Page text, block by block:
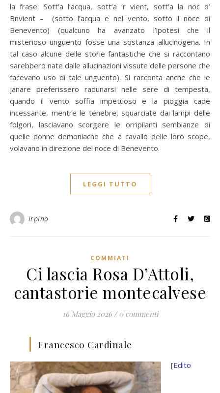
la frase: Sott’a l’acqua, sott’a ‘r vient, sott’a la noc d’
Bnvient – (sotto l’acqua e nel vento, sotto il noce di
Benevento) (qualcuno ha avanzato l’ipotesi che il
misterioso unguento fosse una sostanza allucinogena. In
tal caso alcune delle storie fantastiche che si raccontano
sarebbero nate dalle allucinazioni vissute delle persone che
facevano uso di tale unguento). Si racconta anche che le
janare preferissero radunarsi nelle sere di tempesta,
quando il vento soffia impetuoso e la pioggia cade
incessante, mentre le tenebre, squarciate dai lampi delle
folgori, lasciavano scorgere le orripilanti sembianze di
quelle donne demoniache che a cavallo delle loro scope,
volavano in direzione del noce di Benevento.
LEGGI TUTTO
irpino
COMMIATI
Ci lascia Rosa D’Attoli,
cantastorie montecalvese
16 Maggio 2026 / 0 commenti
Francesco Cardinale
[Edito